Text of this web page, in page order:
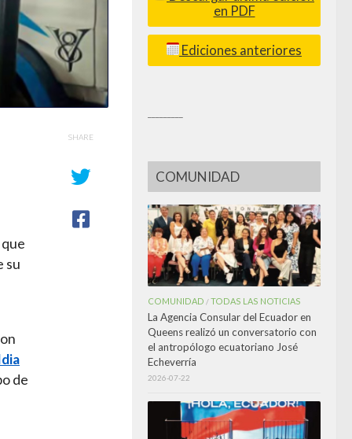
su
de
SHARE
en PDF
Ediciones anteriores
COMUNIDAD
COMUNIDAD /TODAS LAS NOTICIAS
La Agencia Consular del Ecuador en
Queens realizó un conversatorio con
el antropólogo ecuatoriano José
Echeverría
2026-07-22